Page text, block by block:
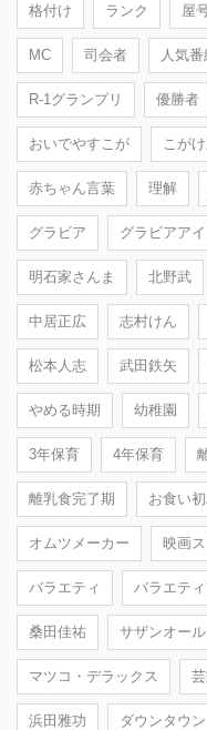
格付け ランク 屋
MC 司会者 人気番
R-1グランプリ 優勝者
おいでやすこが こが
赤ちゃん言葉 理解
グラビア グラビアア
明石家さんま 北野武
中居正広 志村けん
松本人志 武田鉄矢
やめる時期 幼稚園
3年保育 4年保育
離乳食完了期 お食い
オムツメーカー 映画
バラエティ バラエテ
桑田佳祐 サザンオー
マツコ・デラックス
浜田雅功 ダウンタウン